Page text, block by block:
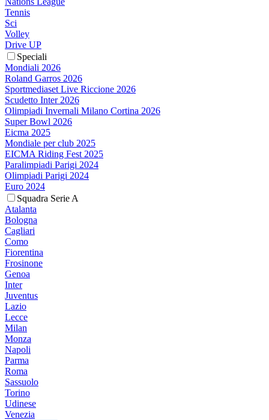
Tennis
Sci
Volley
Drive UP
Speciali
Mondiali 2026
Roland Garros 2026
Sportmediaset Live Riccione 2026
Scudetto Inter 2026
Olimpiadi Invernali Milano Cortina 2026
Super Bowl 2026
Eicma 2025
Mondiale per club 2025
EICMA Riding Fest 2025
Paralimpiadi Parigi 2024
Olimpiadi Parigi 2024
Euro 2024
Squadra Serie A
Atalanta
Bologna
Cagliari
Como
Fiorentina
Frosinone
Genoa
Inter
Juventus
Lazio
Lecce
Milan
Monza
Napoli
Parma
Roma
Sassuolo
Torino
Udinese
Venezia